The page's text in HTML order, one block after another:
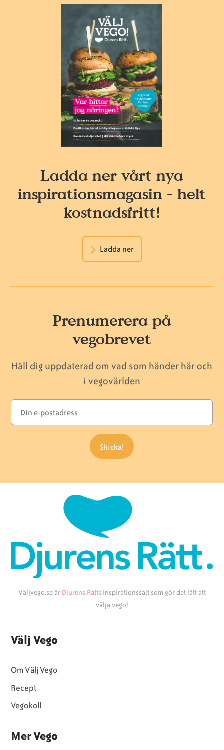
Ladda ner vårt nya
inspirationsmagasin - helt
kostnadsfritt!
Ladda ner
Prenumerera på
vegobrevet
Håll dig uppdaterad om vad som händer här och
i vegovärlden
Väljvego.se är Djurens Rätts inspirationssajt som gör det lätt att
välja vego!
Välj Vego
Om Välj Vego
Recept
Vegokoll
Mer Vego